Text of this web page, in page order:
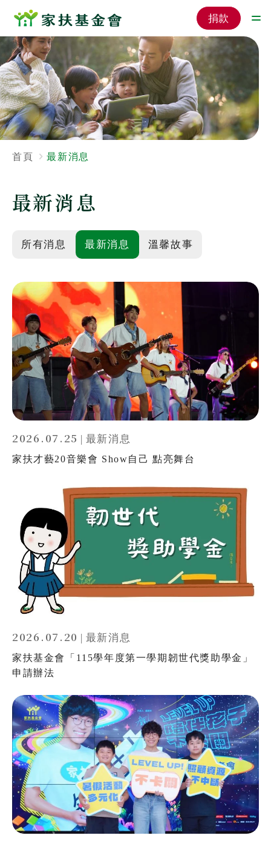
捐款
首頁 最新消息
最新消息
所有消息 最新消息 溫馨故事
2026.07.25 | 最新消息
家扶才藝20音樂會 Show自己 點亮舞台
2026.07.20 | 最新消息
家扶基金會「115學年度第一學期韌世代獎助學金」
申請辦法